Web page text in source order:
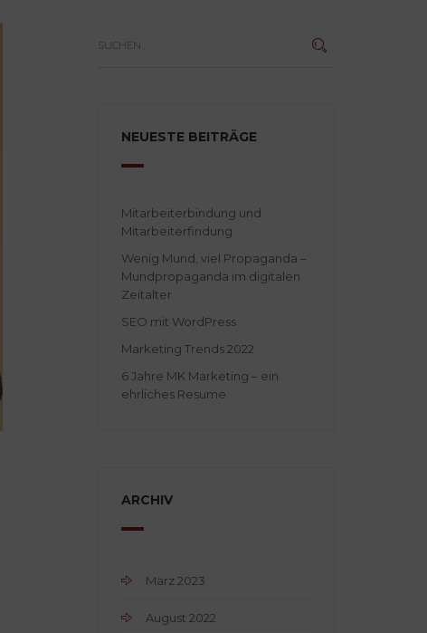
NEUESTE BEITRÄGE
Mitarbeiterbindung und
Mitarbeiterfindung
Wenig Mund, viel Propaganda –
Mundpropaganda im digitalen
Zeitalter
SEO mit WordPress
Marketing Trends 2022
6 Jahre MK Marketing – ein
ehrliches Resume
ARCHIV
März 2023
August 2022